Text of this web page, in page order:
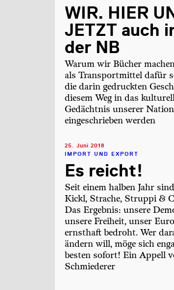
WIR. HIER
JETZT auch
der NB
Warum wir Bücher
als Transportmittel dafür
die darin gedruckten
diesem Weg in das
Gedächtnis unserer Nation
eingeschrieben werden
25. Juni 2018
IMPORT UND EXPORT
Es reicht!
Seit einem halben Jahr
Kickl, Strache, Struppi &
Das Ergebnis: unsere
unsere Freiheit, unser
ernsthaft bedroht. Wer
ändern will, möge sich
besten sofort! Ein Appell
Schmiederer